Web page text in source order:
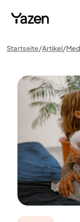
Startseite Artikel